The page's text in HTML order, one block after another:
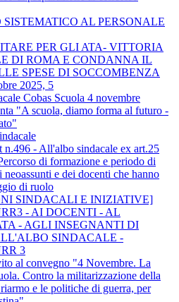
AL PERSONALE
PER GLI ATA- VITTORIA
DI ROMA E CONDANNA IL
SPESE DI SOCCOMBENZA
2025, 5
Cobas Scuola 4 novembre
"A scuola, diamo forma al futuro -
n.496 - All'albo sindacale ex art.25
di formazione e periodo di
e dei docenti che hanno
di ruolo
SINDACALI E INIZIATIVE]
- AI DOCENTI - AL
- AGLI INSEGNANTI DI
SINDACALE -
3
al convegno "4 Novembre. La
Contro la militarizzazione della
e le politiche di guerra, per